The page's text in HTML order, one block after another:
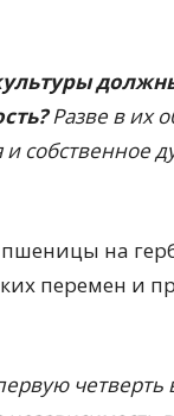
Разве в их
собственное
на
перемен и